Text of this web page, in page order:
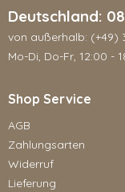
Deutschland:
von außerhalb: (+49)
Mo-Di, Do-Fr, 12:00 -
Shop Service
AGB
Zahlungsarten
Widerruf
Lieferung